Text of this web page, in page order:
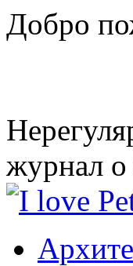
Добро
журнал о